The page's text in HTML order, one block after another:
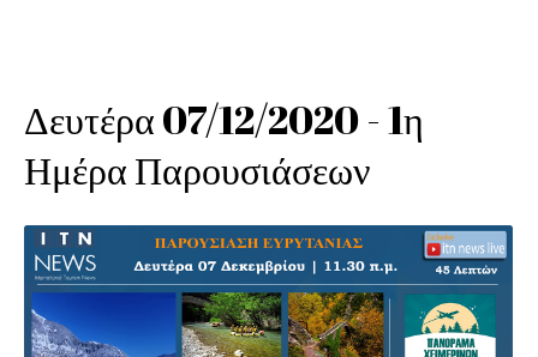
Δευτέρα 07/12/2020 - 1η
Ημέρα Παρουσιάσεων